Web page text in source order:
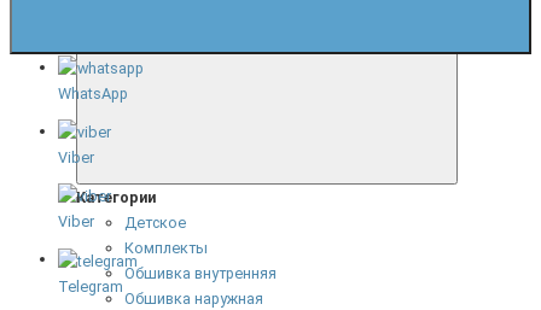
Категории
Детское
Комплекты
Обшивка внутренняя
Обшивка наружная
WhatsApp
Viber
Viber
Telegram